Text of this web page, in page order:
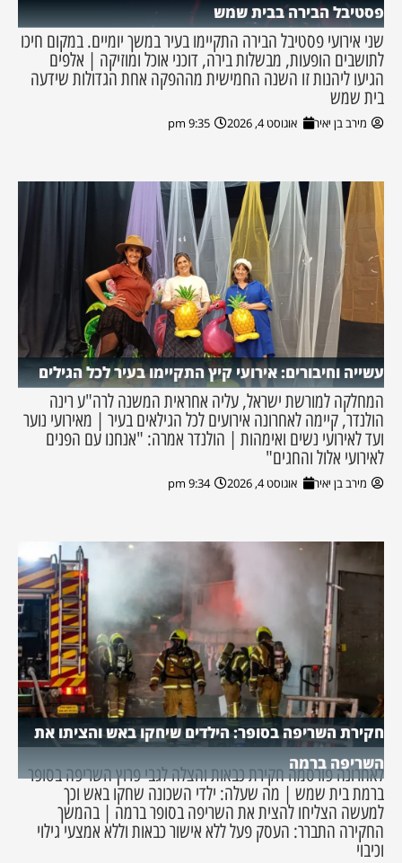
פסטיבל הבירה בבית שמש
שני אירועי פסטיבל הבירה התקיימו בעיר במשך יומיים. במקום חיכו
לתושבים הופעות, מבשלות בירה, דוכני אוכל ומוזיקה | אלפים
הגיעו ליהנות זו השנה החמישית מההפקה אחת הגדולות שידעה
בית שמש
מירב בן יאיר אוגוסט 4, 2026 9:35 pm
עשייה וחיבורים: אירועי קיץ התקיימו בעיר לכל הגילים
המחלקה למורשת ישראל, עליה אחראית המשנה לרה"ע רינה
הולנדר, קיימה לאחרונה אירועים לכל הגילאים בעיר | מאירועי נוער
ועד לאירועי נשים ואימהות | הולנדר אמרה: "אנחנו עם הפנים
לאירועי אלול והחגים"
מירב בן יאיר אוגוסט 4, 2026 9:34 pm
חקירת השריפה בסופר: הילדים שיחקו באש והציתו את
השריפה ברמה
לאחרונה פורסמה חקירת כבאות והצלה לגבי פרוץ השריפה בסופר
ברמת בית שמש | מה שעלה: ילדי השכונה שחקו באש וכך
למעשה הצליחו להצית את השריפה בסופר ברמה | בהמשך
החקירה התברר: העסק פעל ללא אישור כבאות וללא אמצעי גילוי
וכיבוי